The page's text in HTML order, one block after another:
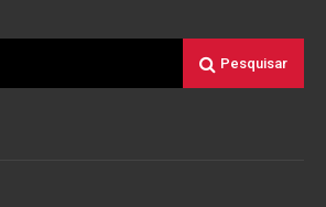
Pesquisar